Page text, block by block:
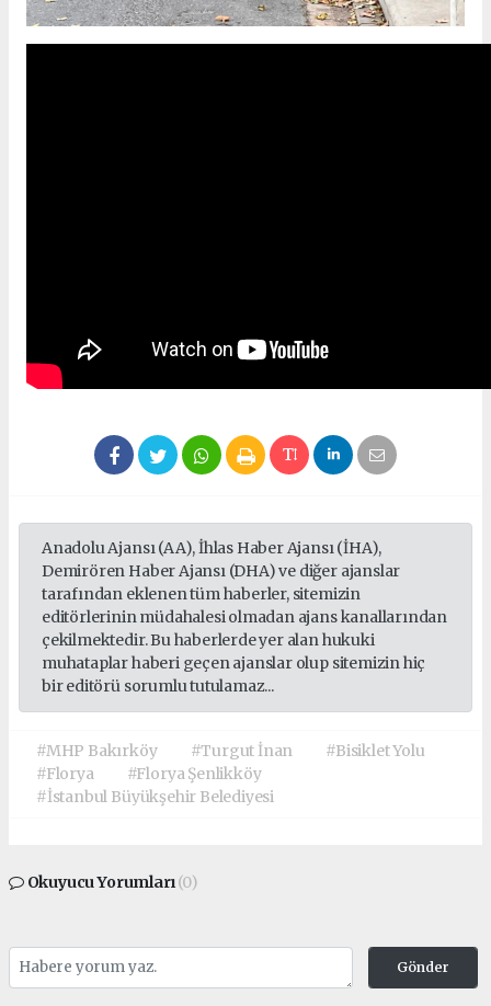
Anadolu Ajansı (AA), İhlas Haber Ajansı (İHA),
Demirören Haber Ajansı (DHA) ve diğer ajanslar
tarafından eklenen tüm haberler, sitemizin
editörlerinin müdahalesi olmadan ajans kanallarından
çekilmektedir. Bu haberlerde yer alan hukuki
muhataplar haberi geçen ajanslar olup sitemizin hiç
bir editörü sorumlu tutulamaz...
#MHP Bakırköy #Turgut İnan
#Bisiklet Yolu
#Florya
#Florya Şenlikköy
#İstanbul Büyükşehir Belediyesi
Okuyucu Yorumları(0)
Gönder